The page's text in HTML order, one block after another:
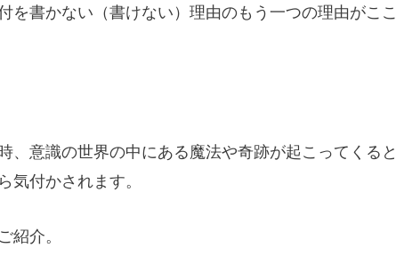
を書かない（書けない）理由のもう一つの理由がここ
、意識の世界の中にある魔法や奇跡が起こってくると
気付かされます。
紹介。